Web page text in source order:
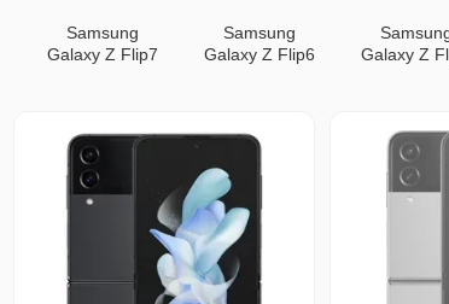
Samsung
Galaxy Z Flip7
Samsung
Galaxy Z Flip6
Galaxy Z